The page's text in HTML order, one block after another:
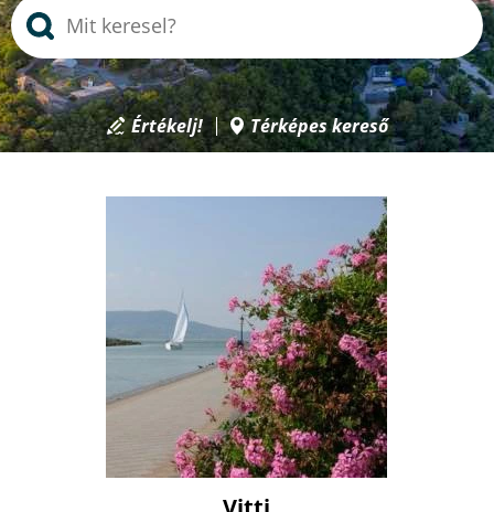
Értékelj! Térképes kereső